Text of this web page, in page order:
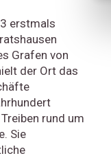
erstmals
Grafen von
der Ort das
rund um
Sie